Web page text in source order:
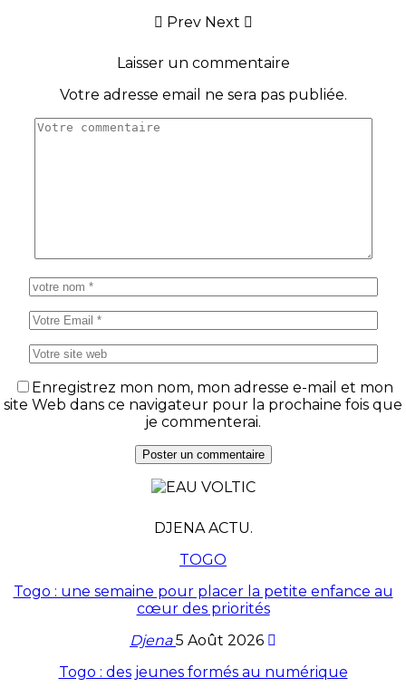
Prev Next
Laisser un commentaire
Votre adresse email ne sera pas publiée.
Enregistrez mon nom, mon adresse e-mail et mon
site Web dans ce navigateur pour la prochaine fois que
je commenterai.
DJENA ACTU.
TOGO
Togo : une semaine pour placer la petite enfance au
cœur des priorités
Djena5 Août 2026
Togo : des jeunes formés au numérique